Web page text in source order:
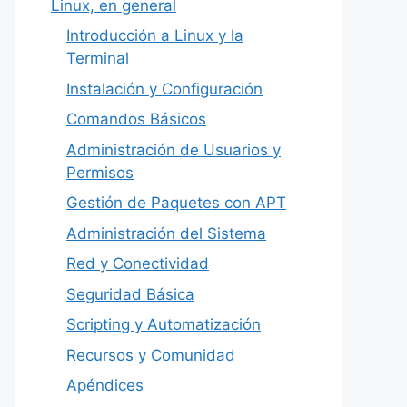
Linux, en general
Introducción a Linux y la
Terminal
Instalación y Configuración
Comandos Básicos
Administración de Usuarios y
Permisos
Gestión de Paquetes con APT
Administración del Sistema
Red y Conectividad
Seguridad Básica
Scripting y Automatización
Recursos y Comunidad
Apéndices